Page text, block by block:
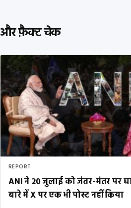
और फ़ैक्ट चेक
REPORT
ANI ने 20 जुलाई को जंतर-मंतर पर
बारे में X पर एक भी पोस्ट नहीं किया